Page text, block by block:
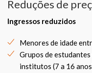
Reduções de
Ingressos reduzidos
Menores de idade
Grupos de
institutos (7 a 16